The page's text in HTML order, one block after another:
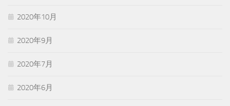
2020年10月
2020年9月
2020年7月
2020年6月